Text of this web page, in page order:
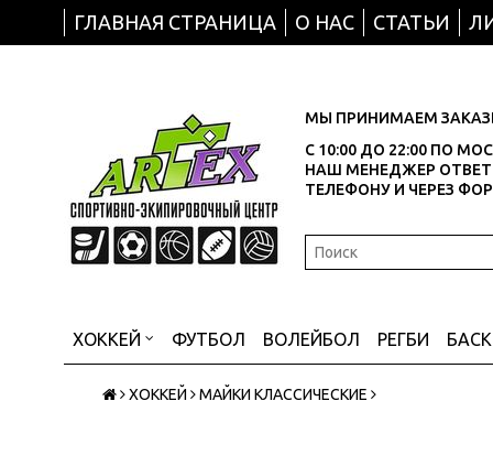
ГЛАВНАЯ СТРАНИЦА О НАС СТАТЬИ
МЫ ПРИНИМАЕМ
С 10:00 ДО 22:00 ПО
НАШ МЕНЕДЖЕР
ТЕЛЕФОНУ И ЧЕРЕЗ
ХОККЕЙ ФУТБОЛ ВОЛЕЙБОЛ РЕГБИ
ХОККЕЙ МАЙКИ КЛАССИЧЕСКИЕ